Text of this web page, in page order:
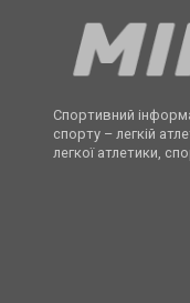
Спортивний
спорту – легкій
легкої атлетики,